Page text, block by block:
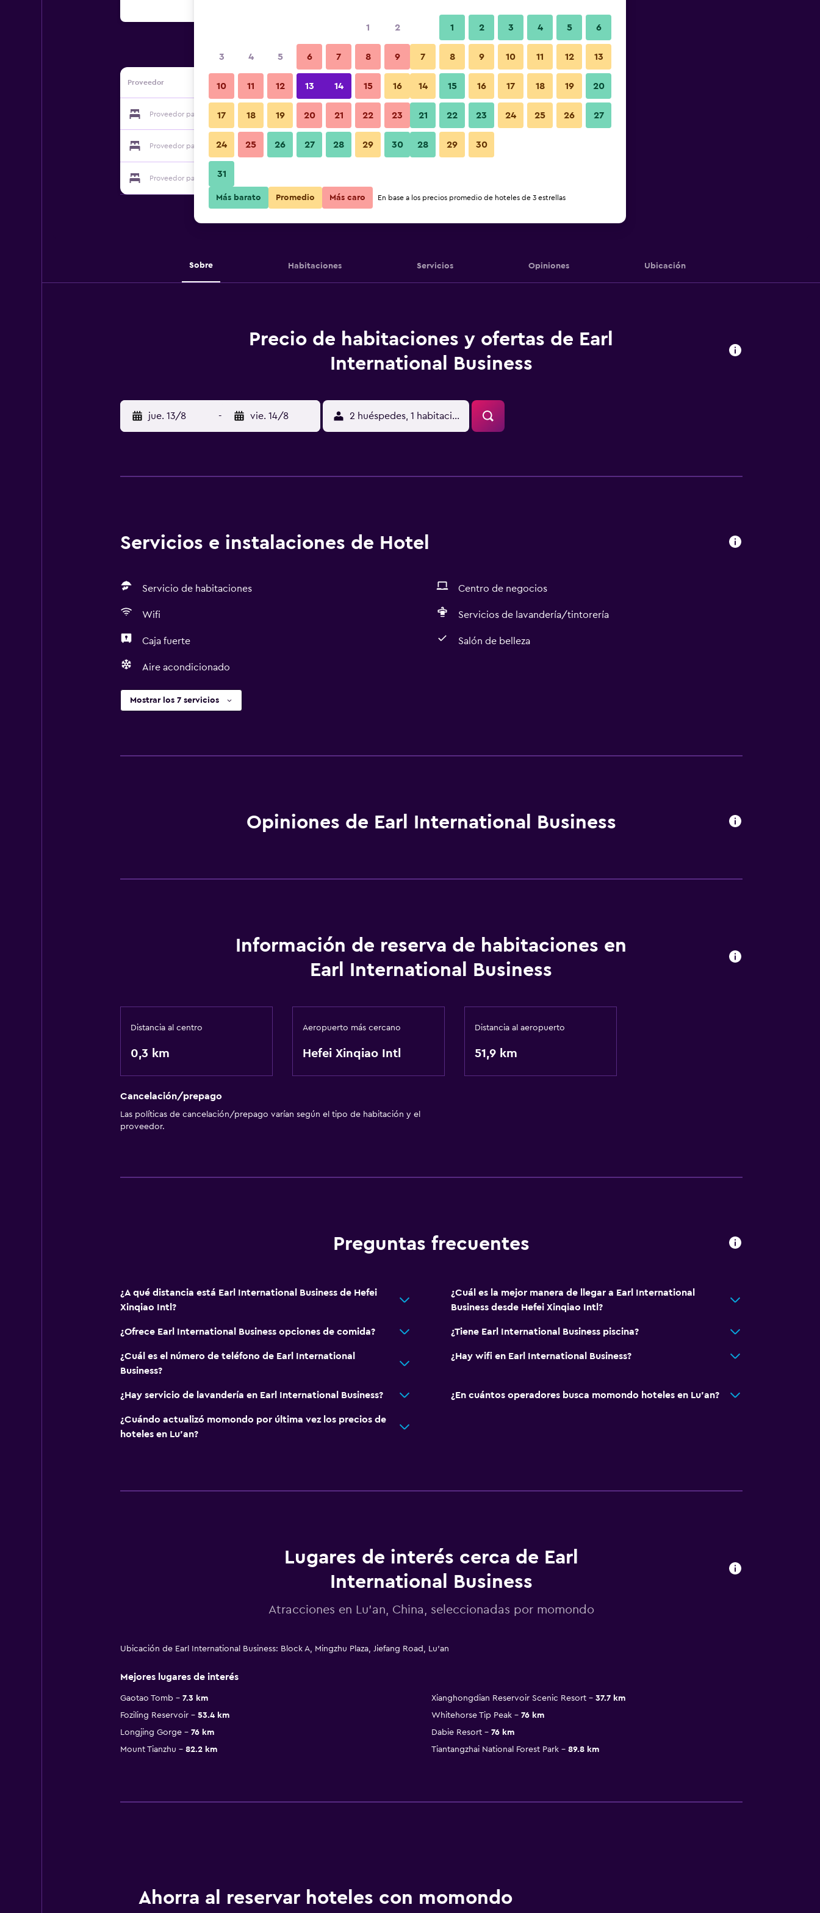
Proveedor
Proveedor para Earl International Business Ver precios
Proveedor para Earl International Business Ver precios
Proveedor para Earl International Business
Sobre Habitaciones Servicios Opiniones Ubicación
Precio de habitaciones y ofertas de Earl
International Business
jue. 13/8 - vie. 14/8 2 huéspedes, 1 habitación
Servicios e instalaciones de Hotel
Servicio de habitaciones Centro de negocios
Wifi Servicios de lavandería/tintorería
Caja fuerte Salón de belleza
Aire acondicionado
Mostrar los 7 servicios
Opiniones de Earl International Business
Información de reserva de habitaciones en
Earl International Business
Distancia al centro
0,3 km
Aeropuerto más cercano
Hefei Xinqiao Intl
Distancia al aeropuerto
51,9 km
Cancelación/prepago
Las políticas de cancelación/prepago varían según el tipo de habitación y el
proveedor.
Preguntas frecuentes
¿A qué distancia está Earl International Business de Hefei
Xinqiao Intl?
¿Cuál es la mejor manera de llegar a Earl International
Business desde Hefei Xinqiao Intl?
¿Ofrece Earl International Business opciones de comida? ¿Tiene Earl International Business piscina?
¿Cuál es el número de teléfono de Earl International
Business?
¿Hay wifi en Earl International Business?
¿Hay servicio de lavandería en Earl International Business? ¿En cuántos operadores busca momondo hoteles en Lu’an?
¿Cuándo actualizó momondo por última vez los precios de
hoteles en Lu’an?
Lugares de interés cerca de Earl
International Business
Atracciones en Lu’an, China, seleccionadas por momondo
Ubicación de Earl International Business: Block A, Mingzhu Plaza, Jiefang Road, Lu’an
Mejores lugares de interés
Gaotao Tomb 7.3 km Xianghongdian Reservoir Scenic Resort
37.7 km
Foziling Reservoir
53.4 km Whitehorse Tip Peak
76 km
Longjing Gorge
76 km Dabie Resort
76 km
Mount Tianzhu
82.2 km Tiantangzhai National Forest Park 89.8 km
Ahorra al reservar hoteles con momondo
1 2
3 4 5 6 7 8 9
10 11 12 13 14 15 16
17 18 19 20 21 22 23
24 25 26 27 28 29 30
31
1 2 3 4 5 6
7 8 9 10 11 12 13
14 15 16 17 18 19 20
21 22 23 24 25 26 27
28 29 30
Más barato Promedio Más caro En base a los precios promedio de hoteles de 3 estrellas